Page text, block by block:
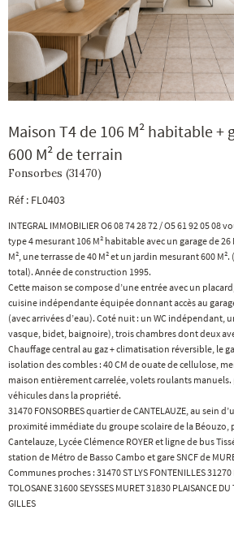
Maison T4 de 106 M² habitable +
600 M² de terrain
Fonsorbes (31470)
Réf : FL0403
INTEGRAL IMMOBILIER O6 08 74 28 72 / O5 61 92 05
type 4 mesurant 106 M² habitable avec un garage de
M², une terrasse de 40 M² et un jardin mesurant 600
total). Année de construction 1995.
Cette maison se compose d’une entrée avec un
cuisine indépendante équipée donnant accès au
(avec arrivées d’eau). Coté nuit : un WC indépendant,
vasque, bidet, baignoire), trois chambres dont deux
Chauffage central au gaz + climatisation réversible, le
isolation des combles : 40 CM de ouate de cellulose,
maison entièrement carrelée, volets roulants
véhicules dans la propriété.
31470 FONSORBES quartier de CANTELAUZE, au sein
proximité immédiate du groupe scolaire de la Béouzo,
Cantelauze, Lycée Clémence ROYER et ligne de bus
station de Métro de Basso Cambo et gare SNCF de
Communes proches : 31470 ST LYS FONTENILLES 31270
TOLOSANE 31600 SEYSSES MURET 31830 PLAISANCE
GILLES